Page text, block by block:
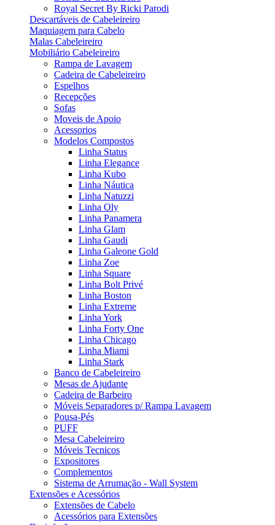
Royal Secret By Ricki Parodi
Descartáveis de Cabeleireiro
Maquiagem para Cabelo
Malas Cabeleireiro
Mobiliário Cabeleireiro
Rampa de Lavagem
Cadeira de Cabeleireiro
Espelhos
Recepções
Sofas
Moveis de Apoio
Acessorios
Modelos Compostos
Linha Status
Linha Elegance
Linha Kubo
Linha Náutica
Linha Natuzzi
Linha Oly
Linha Panamera
Linha Glam
Linha Gaudi
Linha Galeone Gold
Linha Zoe
Linha Square
Linha Bolt Privé
Linha Boston
Linha Extreme
Linha York
Linha Forty One
Linha Chicago
Linha Miami
Linha Stark
Banco de Cabeleireiro
Mesas de Ajudante
Cadeira de Barbeiro
Móveis Separadores p/ Rampa Lavagem
Pousa-Pés
PUFF
Mesa Cabeleireiro
Móveis Tecnicos
Expositores
Complementos
Sistema de Arrumação - Wall System
Extensões e Acessórios
Extensões de Cabelo
Acessórios para Extensões